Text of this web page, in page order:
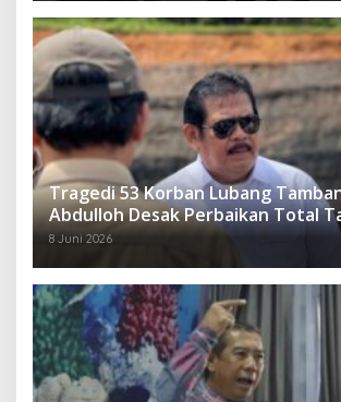
Tragedi 53 Korban Lubang
Abdulloh Desak Perbaikan Total
8 Juni 2026